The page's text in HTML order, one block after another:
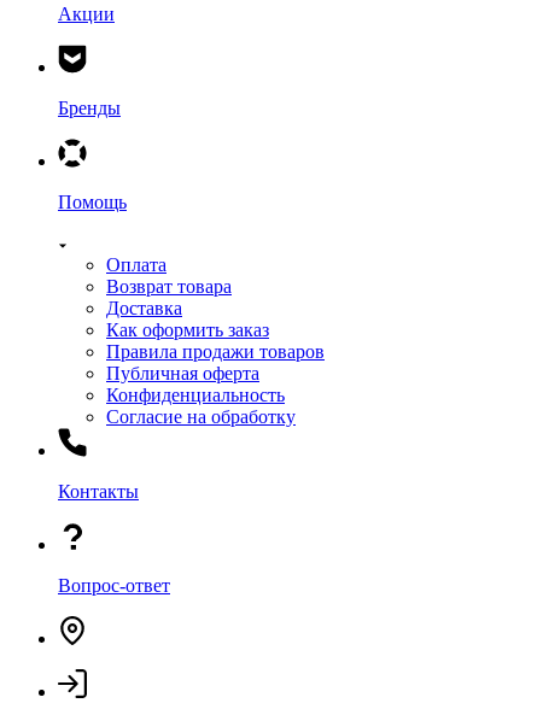
Акции
Бренды
Помощь
Оплата
Возврат товара
Доставка
Как оформить заказ
Правила продажи товаров
Публичная оферта
Конфиденциальность
Согласие на обработку
Контакты
Вопрос-ответ